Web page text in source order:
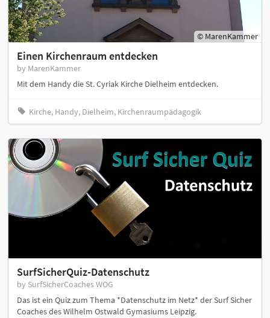
© MarenKammer
Einen Kirchenraum entdecken
by MarenKammer
Mit dem Handy die St. Cyriak Kirche Dielheim entdecken.
Kirche, Handy, Dielheim, Kirchenraumpädagogik
SurfSicherQuiz-Datenschutz
by SurfSicherCoaches WOG
Das ist ein Quiz zum Thema *Datenschutz im Netz* der Surf Sicher
Coaches des Wilhelm Ostwald Gymasiums Leipzig.